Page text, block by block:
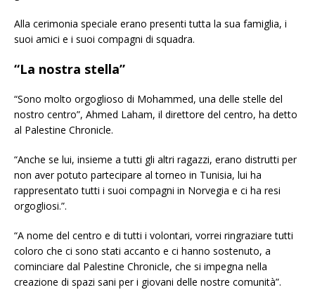
Alla cerimonia speciale erano presenti tutta la sua famiglia, i
suoi amici e i suoi compagni di squadra.
“La nostra stella”
“Sono molto orgoglioso di Mohammed, una delle stelle del
nostro centro”, Ahmed Laham, il direttore del centro, ha detto
al Palestine Chronicle.
“Anche se lui, insieme a tutti gli altri ragazzi, erano distrutti per
non aver potuto partecipare al torneo in Tunisia, lui ha
rappresentato tutti i suoi compagni in Norvegia e ci ha resi
orgogliosi.”.
“A nome del centro e di tutti i volontari, vorrei ringraziare tutti
coloro che ci sono stati accanto e ci hanno sostenuto, a
cominciare dal Palestine Chronicle, che si impegna nella
creazione di spazi sani per i giovani delle nostre comunità”.